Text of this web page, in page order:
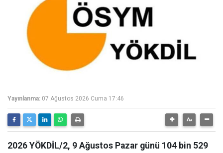
Yayınlanma: 07 Ağustos 2026 Cuma 17:46
2026 YÖKDİL/2, 9 Ağustos Pazar günü 104 bin 529